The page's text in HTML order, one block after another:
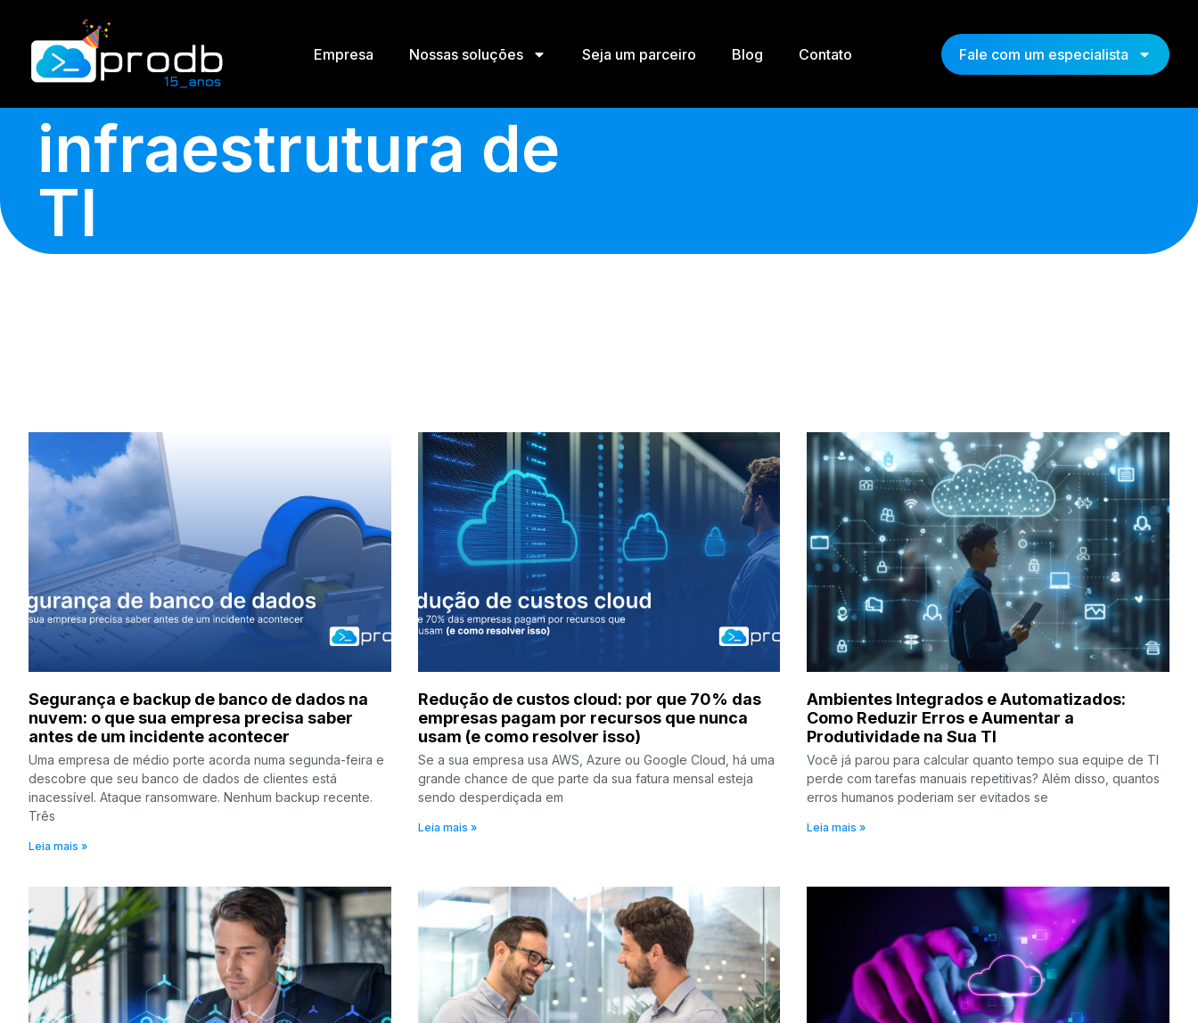
Empresa Nossas soluções Seja um parceiro Blog Contato Fale com um especialista
infraestrutura de
TI
Segurança e backup de banco de dados na
nuvem: o que sua empresa precisa saber
antes de um incidente acontecer
Uma empresa de médio porte acorda numa segunda-feira e
descobre que seu banco de dados de clientes está
inacessível. Ataque ransomware. Nenhum backup recente.
Três
Leia mais »
Redução de custos cloud: por que 70% das
empresas pagam por recursos que nunca
usam (e como resolver isso)
Se a sua empresa usa AWS, Azure ou Google Cloud, há uma
grande chance de que parte da sua fatura mensal esteja
sendo desperdiçada em
Leia mais »
Ambientes Integrados e Automatizados:
Como Reduzir Erros e Aumentar a
Produtividade na Sua TI
Você já parou para calcular quanto tempo sua equipe de TI
perde com tarefas manuais repetitivas? Além disso, quantos
erros humanos poderiam ser evitados se
Leia mais »